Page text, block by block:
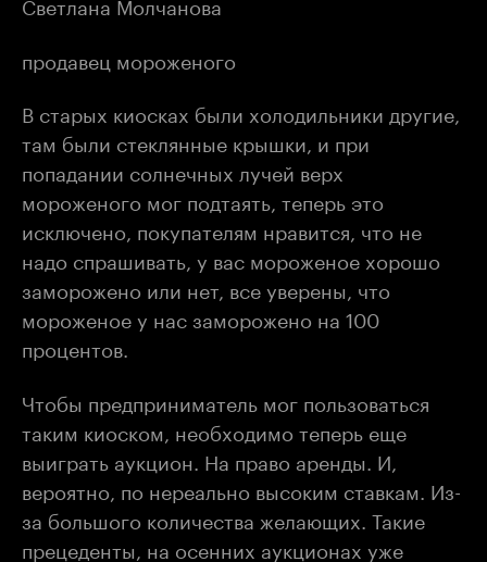
продавец мороженого
В старых киосках были холодильники другие,
там были стеклянные крышки, и при
попадании солнечных лучей верх
мороженого мог подтаять, теперь это
исключено, покупателям нравится, что не
надо спрашивать, у вас мороженое хорошо
заморожено или нет, все уверены, что
мороженое у нас заморожено на 100
процентов.
Чтобы предприниматель мог пользоваться
таким киоском, необходимо теперь еще
выиграть аукцион. На право аренды. И,
вероятно, по нереально высоким ставкам. Из-
за большого количества желающих. Такие
прецеденты, на осенних аукционах уже